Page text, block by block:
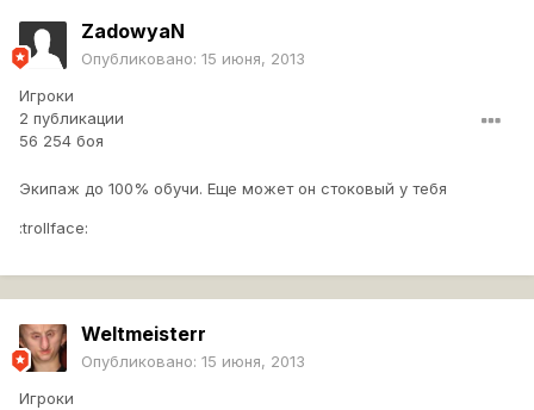
ZadowyaN
Опубликовано: 15 июня, 2013
Игроки
2 публикации
56 254 боя
Экипаж до 100% обучи. Еще может он стоковый у тебя
:trollface:
Weltmeisterr
Опубликовано: 15 июня, 2013
Игроки